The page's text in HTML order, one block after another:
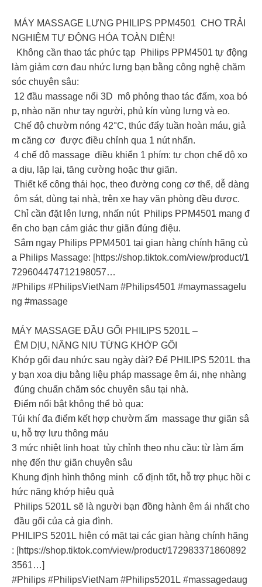
MÁY MASSAGE LƯNG PHILIPS PPM4501 CHO TRẢI
NGHIỆM TỰ ĐỘNG HÓA TOÀN DIỆN!
Không cần thao tác phức tạp Philips PPM4501 tự động
làm giảm cơn đau nhức lưng bạn bằng công nghệ chăm
sóc chuyên sâu:
12 đầu massage nổi 3D mô phỏng thao tác đấm, xoa bó
p, nhào nặn như tay người, phủ kín vùng lưng và eo.
Chế độ chườm nóng 42°C, thúc đẩy tuần hoàn máu, giả
m căng cơ được điều chỉnh qua 1 nút nhấn.
4 chế độ massage điều khiển 1 phím: tự chọn chế độ xo
a dịu, lặp lại, tăng cường hoặc thư giãn.
Thiết kế công thái học, theo đường cong cơ thể, dễ dàng
ôm sát, dùng tại nhà, trên xe hay văn phòng đều được.
Chỉ cần đặt lên lưng, nhấn nút Philips PPM4501 mang đ
ến cho bạn cảm giác thư giãn đúng điệu.
Sắm ngay Philips PPM4501 tại gian hàng chính hãng củ
a Philips Massage: [https://shop.tiktok.com/view/product/1
729604474712198057…
#Philips #PhilipsVietNam #Philips4501 #maymassagelu
ng #massage
MÁY MASSAGE ĐẦU GỐI PHILIPS 5201L –
ÊM DỊU, NÂNG NIU TỪNG KHỚP GỐI
Khớp gối đau nhức sau ngày dài? Để PHILIPS 5201L tha
y bạn xoa dịu bằng liệu pháp massage êm ái, nhẹ nhàng
đúng chuẩn chăm sóc chuyên sâu tại nhà.
Điểm nổi bật không thể bỏ qua:
Túi khí đa điểm kết hợp chườm ấm massage thư giãn sâ
u, hỗ trợ lưu thông máu
3 mức nhiệt linh hoạt tùy chỉnh theo nhu cầu: từ làm ấm
nhẹ đến thư giãn chuyên sâu
Khung định hình thông minh cố định tốt, hỗ trợ phục hồi c
hức năng khớp hiệu quả
Philips 5201L sẽ là người bạn đồng hành êm ái nhất cho
đầu gối của cả gia đình.
PHILIPS 5201L hiện có mặt tại các gian hàng chính hãng
: [https://shop.tiktok.com/view/product/172983371860892
3561…]
#Philips #PhilipsVietNam #Philips5201L #massagedaug